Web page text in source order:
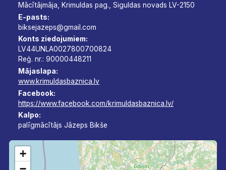
Mācītājmāja, Krimuldas pag., Siguldas novads LV-2150
E-pasts:
biksejazeps@gmail.com
Konts ziedojumiem:
LV44UNLA0027800700824
Reģ. nr.: 90000448211
Mājaslapa:
www.krimuldasbaznica.lv
Facebook:
https://www.facebook.com/krimuldasbaznica.lv/
Kalpo:
palīgmācītājs Jāzeps Bikše
+